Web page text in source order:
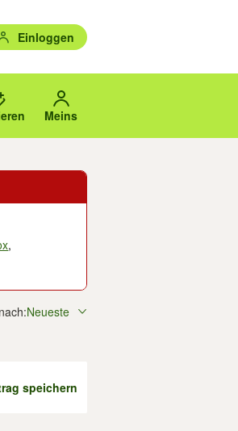
Einloggen
auswählen.
mit den Pfeiltasten nach oben/
Meins
,
Neueste
speichern